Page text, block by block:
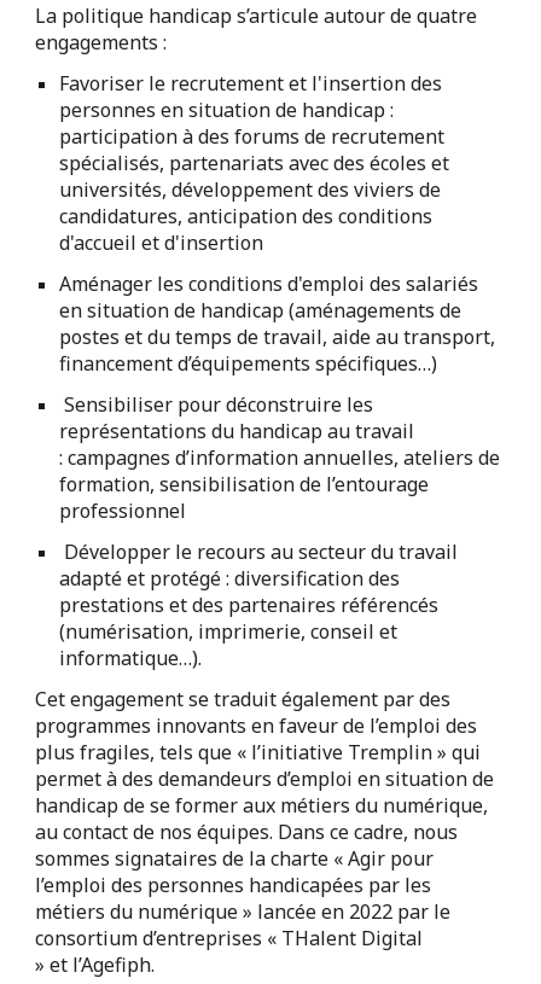
La politique handicap s’articule autour de quatre
engagements :
Favoriser le recrutement et l'insertion des
personnes en situation de handicap :
participation à des forums de recrutement
spécialisés, partenariats avec des écoles et
universités, développement des viviers de
candidatures, anticipation des conditions
d'accueil et d'insertion
Aménager les conditions d'emploi des salariés
en situation de handicap (aménagements de
postes et du temps de travail, aide au transport,
financement d’équipements spécifiques…)
Sensibiliser pour déconstruire les
représentations du handicap au travail
: campagnes d’information annuelles, ateliers de
formation, sensibilisation de l’entourage
professionnel
Développer le recours au secteur du travail
adapté et protégé : diversification des
prestations et des partenaires référencés
(numérisation, imprimerie, conseil et
informatique…).
Cet engagement se traduit également par des
programmes innovants en faveur de l’emploi des
plus fragiles, tels que « l’initiative Tremplin » qui
permet à des demandeurs d’emploi en situation de
handicap de se former aux métiers du numérique,
au contact de nos équipes. Dans ce cadre, nous
sommes signataires de la charte « Agir pour
l’emploi des personnes handicapées par les
métiers du numérique » lancée en 2022 par le
consortium d’entreprises « THalent Digital
» et l’Agefiph.